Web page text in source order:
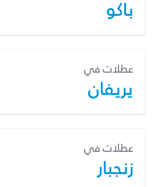
باكو
عطلات في
يريفان
عطلات في
زنجبار